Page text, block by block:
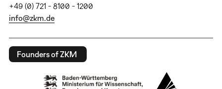
+49 (0) 721 - 8100 - 1200
info@zkm.de
Founders of ZKM